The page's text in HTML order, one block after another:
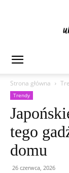
Strona główna
Trendy
tego
domu
26 czerwca, 2026